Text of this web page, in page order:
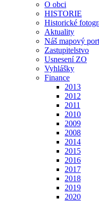
O obci
HISTORIE
Historické
Aktuality
Náš mapový
Zastupitelstvo
Usnesení ZO
Vyhlášky
Finance
2013
2012
2011
2010
2009
2008
2014
2015
2016
2017
2018
2019
2020